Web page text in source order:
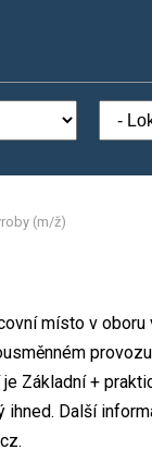
(m/ž)
místo v
Základní +
ihned. Další